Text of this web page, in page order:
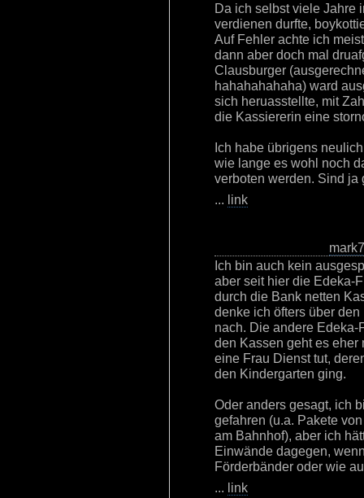
Da ich selbst viele Jahre
verdienen durfte,
Auf Fehler achte ich
dann aber doch mal
Clausburger
hahahahahaha) ward
sich heruasstellte, mit
die Kassiererin eine
Ich habe übrigens
wie lange es wohl noch
verboten werden. Sind
... link
Ich bin auch kein
aber seit hier die Edeka-
durch die Bank netten
denke ich öfters über
nach. Die andere
den Kassen geht es eher
eine Frau Dienst tut,
den Kindergarten ging.
Oder anders gesagt, ich
gefahren (u.a. Pakete
am Bahnhof), aber ich
Einwände dagegen,
Förderbänder oder wie
... link